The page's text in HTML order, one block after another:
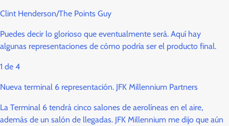
Clint Henderson/The Points Guy
Puedes decir lo glorioso que eventualmente será. Aquí hay
algunas representaciones de cómo podría ser el producto final.
1 de 4
Nueva terminal 6 representación. JFK Millennium Partners
La Terminal 6 tendrá cinco salones de aerolíneas en el aire,
además de un salón de llegadas. JFK Millennium me dijo que aún